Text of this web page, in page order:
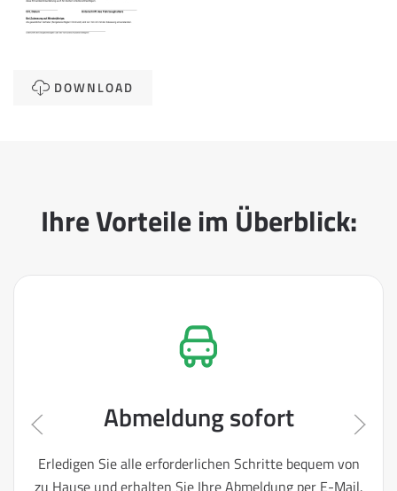
DOWNLOAD
Ihre Vorteile im Überblick:
Abmeldung sofort
Erledigen Sie alle erforderlichen Schritte bequem von
zu Hause und erhalten Sie Ihre Abmeldung per E-Mail.